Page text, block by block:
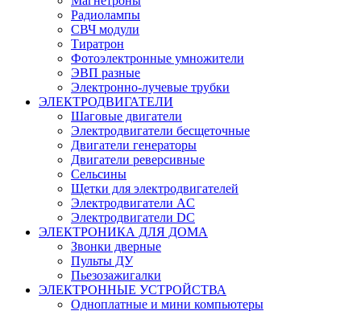
Радиолампы
СВЧ модули
Тиратрон
Фотоэлектронные умножители
ЭВП разные
Электронно-лучевые трубки
ЭЛЕКТРОДВИГАТЕЛИ
Шаговые двигатели
Электродвигатели бесщеточные
Двигатели генераторы
Двигатели реверсивные
Сельсины
Щетки для электродвигателей
Электродвигатели AC
Электродвигатели DC
ЭЛЕКТРОНИКА ДЛЯ ДОМА
Звонки дверные
Пульты ДУ
Пьезозажигалки
ЭЛЕКТРОННЫЕ УСТРОЙСТВА
Одноплатные и мини компьютеры